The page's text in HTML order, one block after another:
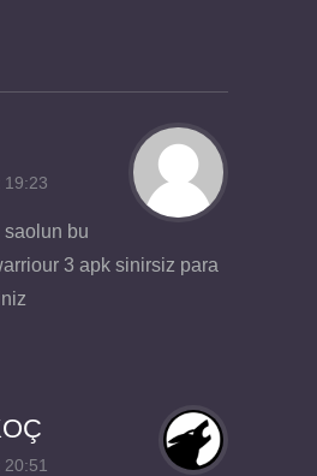
19:23
saolun bu
3 apk sinirsiz para
20:51